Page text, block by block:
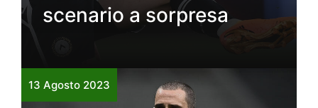
scenario a sorpresa
13 Agosto 2023